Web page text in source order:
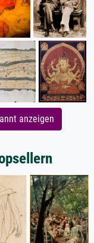
anzeigen